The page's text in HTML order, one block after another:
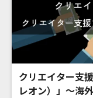
クリエイター支
レオン）」〜海